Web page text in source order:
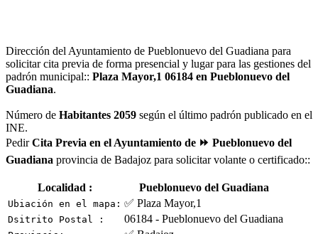
Dirección del Ayuntamiento de Pueblonuevo del Guadiana para
solicitar cita previa de forma presencial y lugar para las gestiones del
padrón municipal:: Plaza Mayor,1 06184 en Pueblonuevo del
Guadiana.
Número de Habitantes 2059 según el último padrón publicado en el
INE.
PedirCita Previa en el Ayuntamiento de ⏩ Pueblonuevo del
Guadiana provincia de Badajoz para solicitar volante o certificado::
Localidad : Pueblonuevo del Guadiana
Ubiación en el mapa: ✅ Plaza Mayor,1
Dsitrito Postal : 06184 - Pueblonuevo del Guadiana